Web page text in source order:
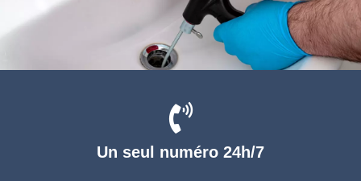
Un seul numéro 24h/7